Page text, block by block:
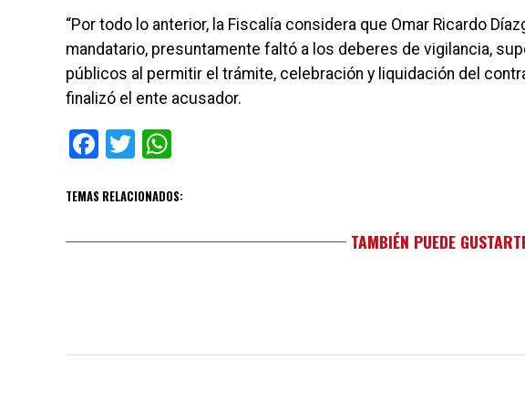
“Por todo lo anterior, la Fiscalía considera que Omar Ricardo
mandatario, presuntamente faltó a los deberes de vigilancia,
públicos al permitir el trámite, celebración y liquidación del
finalizó el ente acusador.
Facebook
Twitter
TEMAS RELACIONADOS:
TAMBIÉN PUEDE